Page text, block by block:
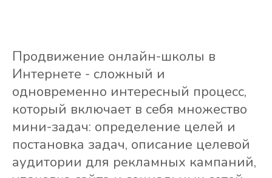
Продвижение онлайн-школы в
Интернете - сложный и
одновременно интересный процесс,
который включает в себя множество
мини-задач: определение целей и
постановка задач, описание целевой
аудитории для рекламных кампаний,